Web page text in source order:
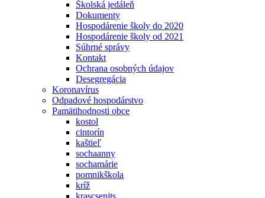
Školská jedáleň
Dokumenty
Hospodárenie školy do 2020
Hospodárenie školy od 2021
Súhrné správy
Kontakt
Ochrana osobných údajov
Desegregácia
Koronavírus
Odpadové hospodárstvo
Pamätihodnosti obce
kostol
cintorín
kaštieľ
sochaanny
sochamárie
pomnikškola
kríž
krascsenits